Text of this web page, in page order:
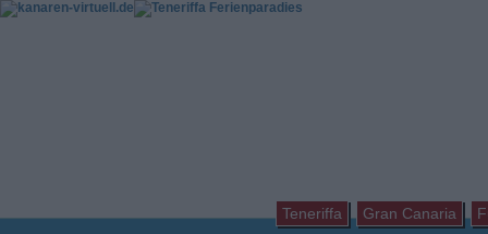
Teneriffa Gran Canaria